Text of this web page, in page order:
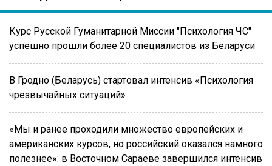
Курс Русской Гуманитарной Миссии "Психология ЧС"
успешно прошли более 20 специалистов из Беларуси
В Гродно (Беларусь) стартовал интенсив «Психология
чрезвычайных ситуаций»
«Мы и ранее проходили множество европейских и
американских курсов, но российский оказался намного
полезнее»: в Восточном Сараеве завершился интенсив